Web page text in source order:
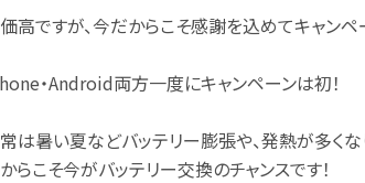
高ですが、今だからこそ感謝を込めてキャンペ
・Android両方一度にキャンペーンは初！
は暑い夏などバッテリー膨張や、発熱が多くな
らこそ今がバッテリー交換のチャンスです！